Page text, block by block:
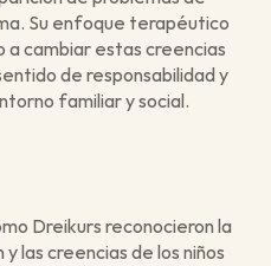
Su enfoque terapéutico
a cambiar estas creencias
de responsabilidad y
familiar y social.
Dreikurs reconocieron la
las creencias de los niños